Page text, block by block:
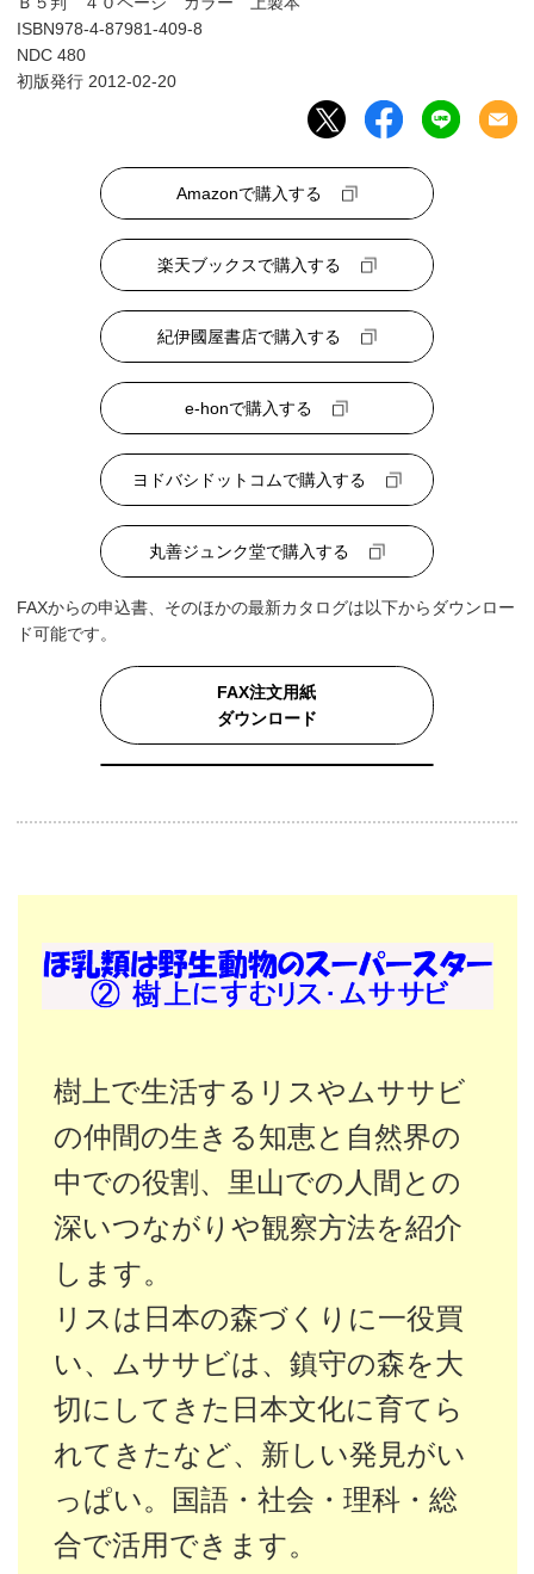
ISBN978-4-87981-409-8
NDC 480
初版発行 2012-02-20
Amazonで購入する
楽天ブックスで購入する
紀伊國屋書店で購入する
e-honで購入する
ヨドバシドットコムで購入する
丸善ジュンク堂で購入する
FAXからの申込書、そのほかの最新カタログは以下からダウンロー
ド可能です。
FAX注文用紙
ダウンロード
樹上で生活するリスやムササビ
の仲間の生きる知恵と自然界の
中での役割、里山での人間との
深いつながりや観察方法を紹介
します。
リスは日本の森づくりに一役買
い、ムササビは、鎮守の森を大
切にしてきた日本文化に育てら
れてきたなど、新しい発見がい
っぱい。国語・社会・理科・総
合で活用できます。